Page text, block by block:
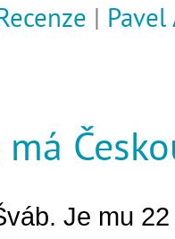
|
Je mu 22